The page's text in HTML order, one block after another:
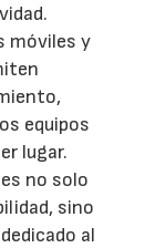
móviles y
equipos
lugar.
no solo
sino
al